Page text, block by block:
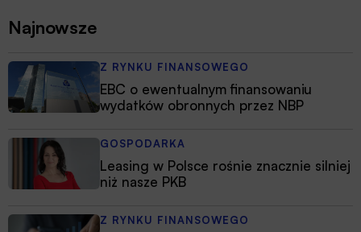
Najnowsze
Z RYNKU FINANSOWEGO
EBC o ewentualnym finansowaniu
wydatków obronnych przez NBP
GOSPODARKA
Leasing w Polsce rośnie znacznie silniej
niż nasze PKB
Z RYNKU FINANSOWEGO